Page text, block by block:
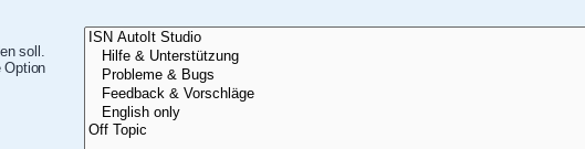
soll.
Option